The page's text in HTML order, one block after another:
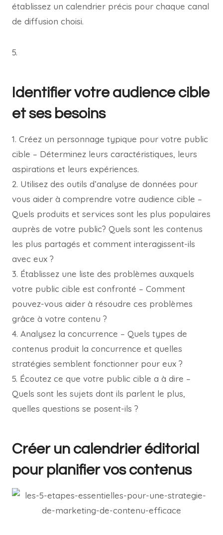
établissez un calendrier précis pour chaque canal
de diffusion choisi.
5.
Identifier votre audience cible
et ses besoins
1. Créez un personnage typique pour votre public
cible – Déterminez leurs caractéristiques, leurs
aspirations et leurs expériences.
2. Utilisez des outils d’analyse de données pour
vous aider à comprendre votre audience cible –
Quels produits et services sont les plus populaires
auprès de votre public? Quels sont les contenus
les plus partagés et comment interagissent-ils
avec eux ?
3. Établissez une liste des problèmes auxquels
votre public cible est confronté – Comment
pouvez-vous aider à résoudre ces problèmes
grâce à votre contenu ?
4. Analysez la concurrence – Quels types de
contenus produit la concurrence et quelles
stratégies semblent fonctionner pour eux ?
5. Écoutez ce que votre public cible a à dire –
Quels sont les sujets dont ils parlent le plus,
quelles questions se posent-ils ?
Créer un calendrier éditorial
pour planifier vos contenus